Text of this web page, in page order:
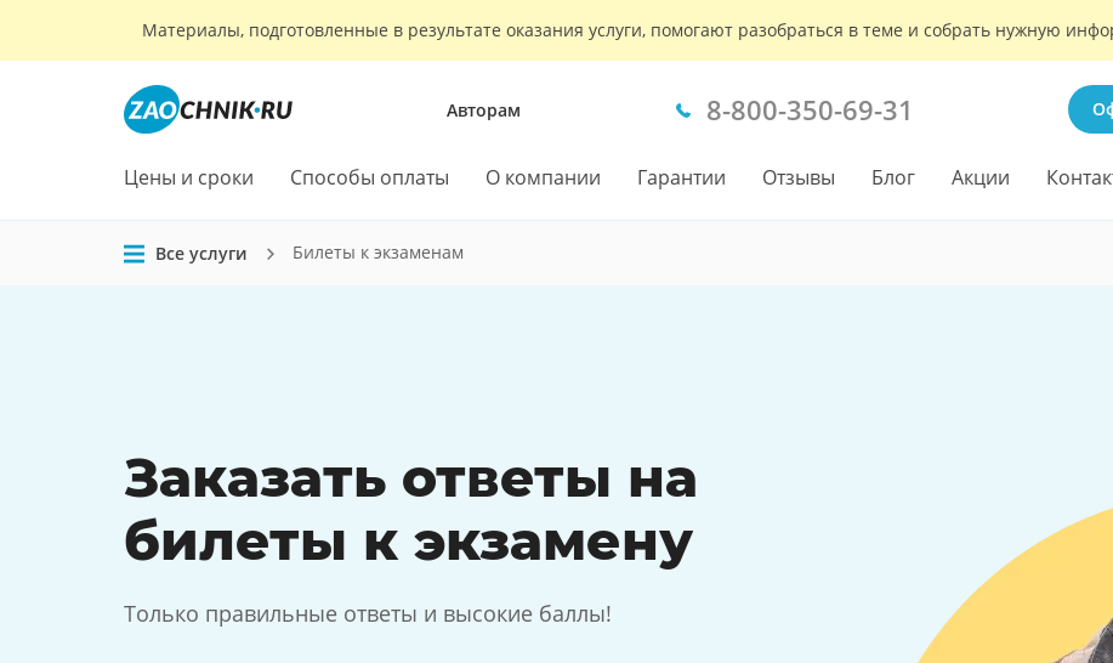
Материалы, подготовленные в результате оказания услуги, помогают разобраться в теме и собрать нужную
Авторам 8-800-350-69-31
Цены и сроки Способы оплаты О компании Гарантии Отзывы Блог Акции
Все услуги Билеты к экзаменам
Заказать ответы на
билеты к экзамену
Только правильные ответы и высокие баллы!